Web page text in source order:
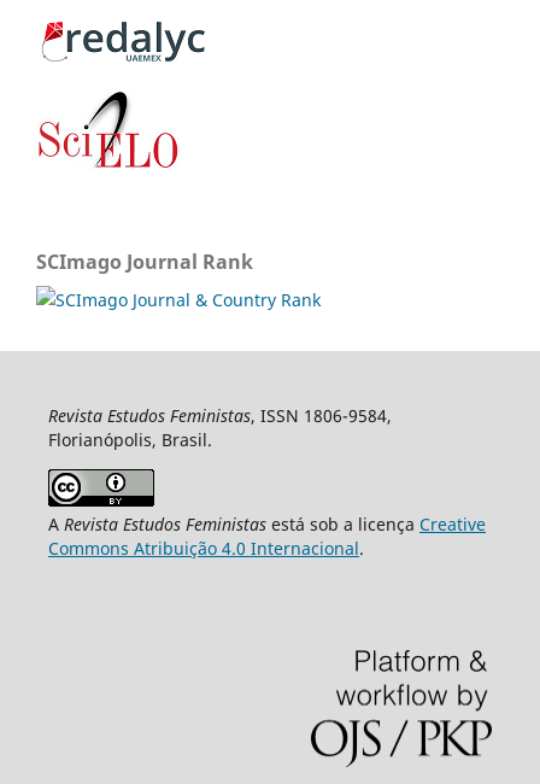
SCImago Journal Rank
Revista Estudos Feministas, ISSN 1806-9584,
Florianópolis, Brasil.
A Revista Estudos Feministasestá sob a licença Creative
Commons Atribuição 4.0 Internacional.